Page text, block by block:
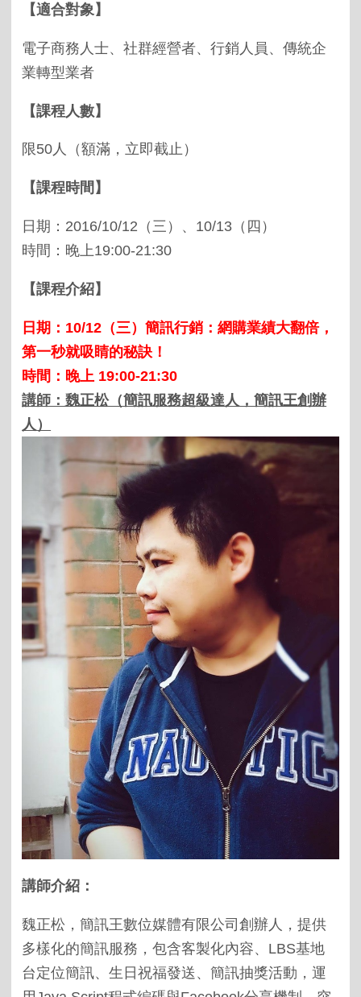
【適合對象】
電子商務人士、社群經營者、行銷人員、傳統企
業轉型業者
【課程人數】
限50人（額滿，立即截止）
【課程時間】
日期： 2016/10/12 （三）、 10/13 （四）
時間：晚上19:00-21:30
【課程介紹】
日期： 10/12 （三）簡訊行銷：網購業績大翻倍，
第一秒就吸睛的秘訣！
時間：晚上 19:00-21:30
講師：魏正松（簡訊服務超級達人，簡訊王創辦
人）
講師介紹：
魏正松，簡訊王數位媒體有限公司創辦人，提供
多樣化的簡訊服務，包含客製化內容、 LBS基地
台定位簡訊、生日祝福發送、簡訊抽獎活動，運